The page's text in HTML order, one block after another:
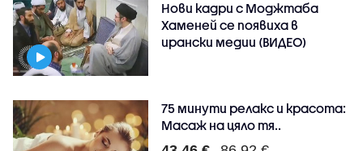
Нови кадри с Моджтаба
Хаменей се появиха в
ирански медии (ВИДЕО)
75 минути релакс и красота:
Масаж на цяло тя..